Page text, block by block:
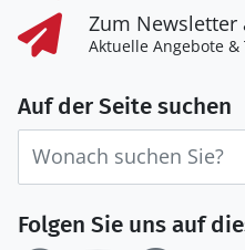
Zum Newsletter
Aktuelle Angebote
Auf der Seite suchen
Folgen Sie uns auf